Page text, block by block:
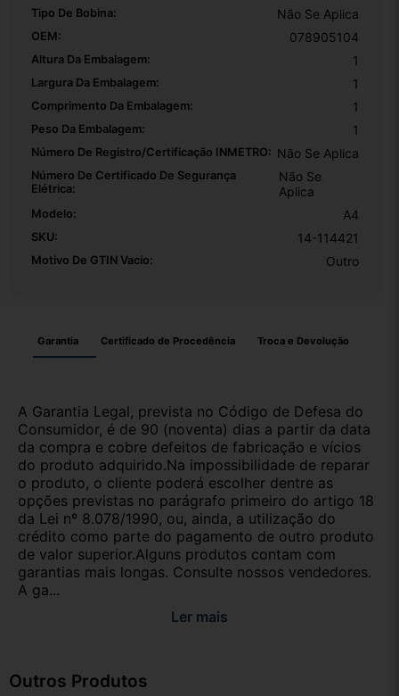
Tipo De Bobina: Não Se Aplica
OEM: 078905104
Altura Da Embalagem: 1
Largura Da Embalagem: 1
Comprimento Da Embalagem: 1
Peso Da Embalagem: 1
Número De Registro/certificação INMETRO: Não Se Aplica
Número De Certificado De Segurança
Elétrica:
Não Se
Aplica
Modelo: A4
SKU: 14-114421
Motivo De GTIN Vacío: Outro
Garantia Certificado de Procedência Troca e Devolução
A Garantia Legal, prevista no Código de Defesa do
Consumidor, é de 90 (noventa) dias a partir da data
da compra e cobre defeitos de fabricação e vícios
do produto adquirido.Na impossibilidade de reparar
o produto, o cliente poderá escolher dentre as
opções previstas no parágrafo primeiro do artigo 18
da Lei nº 8.078/1990, ou, ainda, a utilização do
crédito como parte do pagamento de outro produto
de valor superior.Alguns produtos contam com
garantias mais longas. Consulte nossos vendedores.
A ga...
Ler mais
Outros Produtos